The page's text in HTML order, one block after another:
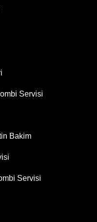
Servisi
Bakim
Servisi